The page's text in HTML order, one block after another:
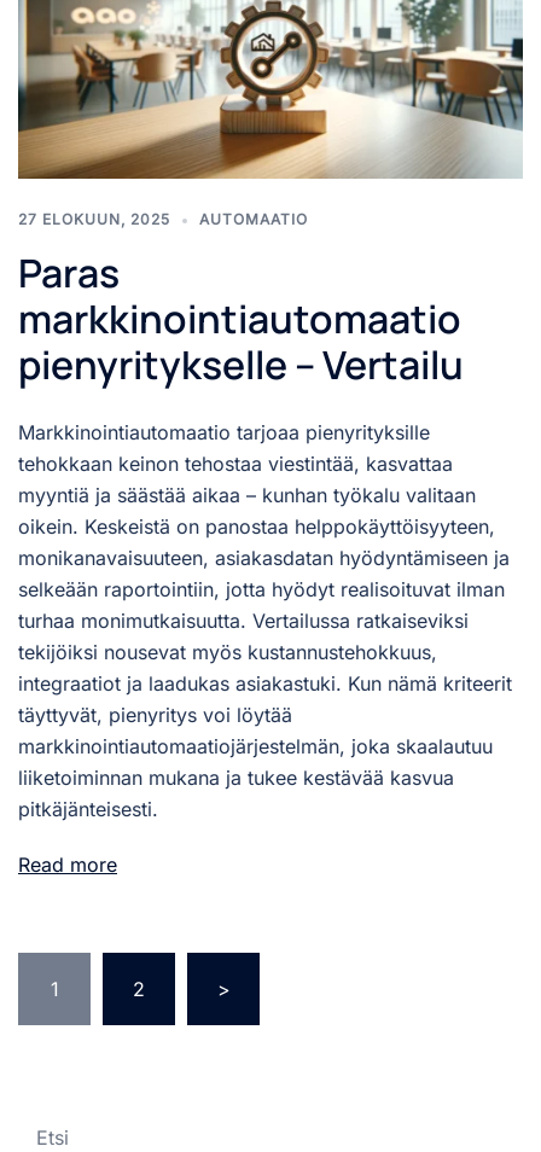
27 ELOKUUN, 2025 AUTOMAATIO
Paras
markkinointiautomaatio
pienyritykselle – Vertailu
Markkinointiautomaatio tarjoaa pienyrityksille
tehokkaan keinon tehostaa viestintää, kasvattaa
myyntiä ja säästää aikaa – kunhan työkalu valitaan
oikein. Keskeistä on panostaa helppokäyttöisyyteen,
monikanavaisuuteen, asiakasdatan hyödyntämiseen ja
selkeään raportointiin, jotta hyödyt realisoituvat ilman
turhaa monimutkaisuutta. Vertailussa ratkaiseviksi
tekijöiksi nousevat myös kustannustehokkuus,
integraatiot ja laadukas asiakastuki. Kun nämä kriteerit
täyttyvät, pienyritys voi löytää
markkinointiautomaatiojärjestelmän, joka skaalautuu
liiketoiminnan mukana ja tukee kestävää kasvua
pitkäjänteisesti.
Read more
1 2 >
Etsi